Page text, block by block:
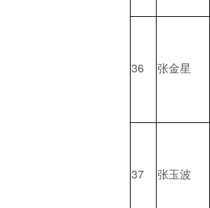
36 张金星
37 张玉波